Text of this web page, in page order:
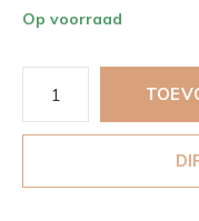
Op voorraad